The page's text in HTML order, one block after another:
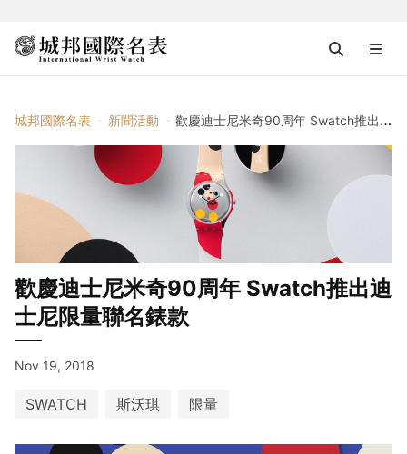
城邦國際名表 新聞活動 歡慶迪士尼米奇90周年 Swatch推出迪士尼限量聯名錶款
歡慶迪士尼米奇90周年 Swatch推出迪
士尼限量聯名錶款
Nov 19, 2018
SWATCH 斯沃琪 限量